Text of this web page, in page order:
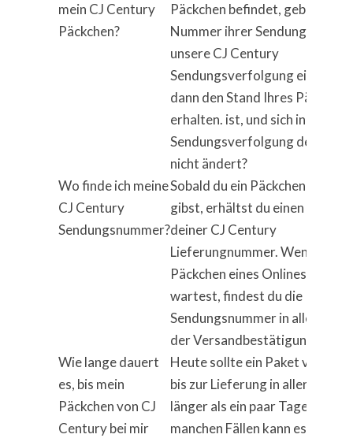
mein CJ Century
Päckchen?
Päckchen befindet, geben Sie
Nummer ihrer Sendung oben in
unsere CJ Century
Sendungsverfolgung ein. Sie
dann den Stand Ihres
erhalten. ist, und sich in der
Sendungsverfolgung der
nicht ändert?
Wo finde ich meine
CJ Century
Sendungsnummer?
Sobald du ein Päckchen in
gibst, erhältst du einen Bon mit
deiner CJ Century
Lieferungnummer. Wenn du
Päckchen eines Onlineshops
wartest, findest du die
Sendungsnummer in aller
der Versandbestätigung.
Wie lange dauert
es, bis mein
Päckchen von CJ
Century bei mir
Heute sollte ein Paket vom
bis zur Lieferung in aller Regel
länger als ein paar Tage
manchen Fällen kann es aber